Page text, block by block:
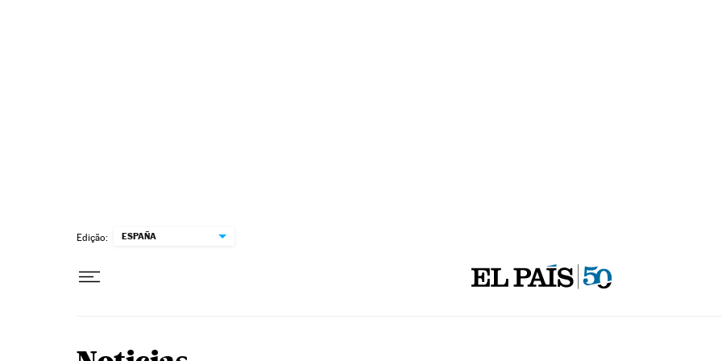
Edição: ESPAÑA